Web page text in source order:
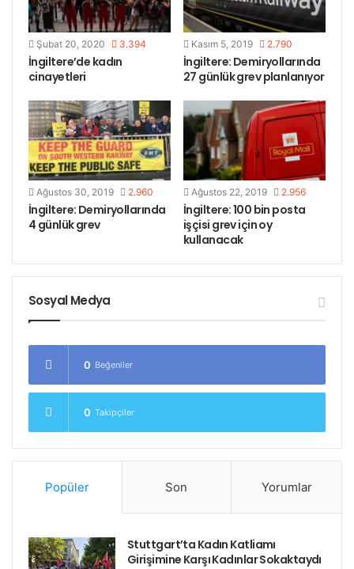
Etiketler demryolu grevi ingiltere rmt
Şubat 20, 2020 3.394
İngiltere’de kadın
cinayetleri
Kasım 5, 2019 2.790
İngiltere: Demiryollarında
27 günlük grev planlanıyor
Ağustos 30, 2019 2.960
İngiltere: Demiryollarında
4 günlük grev
Ağustos 22, 2019 2.956
İngiltere: 100 bin posta
işçisi grev için oy
kullanacak
Sosyal Medya
0 Beğeniler
0 Takipçiler
Popüler Son Yorumlar
Stuttgart’ta Kadın Katliamı
Girişimine Karşı Kadınlar Sokaktaydı